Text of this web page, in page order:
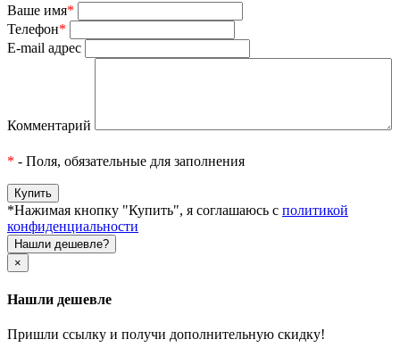
Ваше имя*
Телефон*
E-mail адрес
Комментарий
* - Поля, обязательные для заполнения
*Нажимая кнопку "Купить", я соглашаюсь с политикой
конфиденциальности
Нашли дешевле?
×
Нашли дешевле
Пришли ссылку и получи дополнительную скидку!